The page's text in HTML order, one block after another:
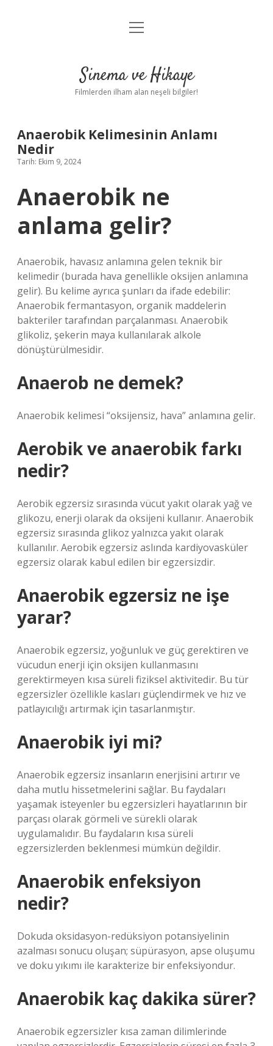
Gizlilik Politikası
Yasal Uyarı
menüyü
Sinema ve Hikaye
Filmlerden ilham alan neşeli bilgiler!
Anaerobik Kelimesinin Anlamı
Nedir
Tarih: Ekim 9, 2024
Anaerobik ne
anlama gelir?
Anaerobik, havasız anlamına gelen teknik bir
kelimedir (burada hava genellikle oksijen anlamına
gelir). Bu kelime ayrıca şunları da ifade edebilir:
Anaerobik fermantasyon, organik maddelerin
bakteriler tarafından parçalanması. Anaerobik
glikoliz, şekerin maya kullanılarak alkole
dönüştürülmesidir.
Anaerob ne demek?
Anaerobik kelimesi “oksijensiz, hava” anlamına gelir.
Aerobik ve anaerobik farkı
nedir?
Aerobik egzersiz sırasında vücut yakıt olarak yağ ve
glikozu, enerji olarak da oksijeni kullanır. Anaerobik
egzersiz sırasında glikoz yalnızca yakıt olarak
kullanılır. Aerobik egzersiz aslında kardiyovasküler
egzersiz olarak kabul edilen bir egzersizdir.
Anaerobik egzersiz ne işe
yarar?
Anaerobik egzersiz, yoğunluk ve güç gerektiren ve
vücudun enerji için oksijen kullanmasını
gerektirmeyen kısa süreli fiziksel aktivitedir. Bu tür
egzersizler özellikle kasları güçlendirmek ve hız ve
patlayıcılığı artırmak için tasarlanmıştır.
Anaerobik iyi mi?
Anaerobik egzersiz insanların enerjisini artırır ve
daha mutlu hissetmelerini sağlar. Bu faydaları
yaşamak isteyenler bu egzersizleri hayatlarının bir
parçası olarak görmeli ve sürekli olarak
uygulamalıdır. Bu faydaların kısa süreli
egzersizlerden beklenmesi mümkün değildir.
Anaerobik enfeksiyon
nedir?
Dokuda oksidasyon-redüksiyon potansiyelinin
azalması sonucu oluşan; süpürasyon, apse oluşumu
ve doku yıkımı ile karakterize bir enfeksiyondur.
Anaerobik kaç dakika sürer?
Anaerobik egzersizler kısa zaman dilimlerinde